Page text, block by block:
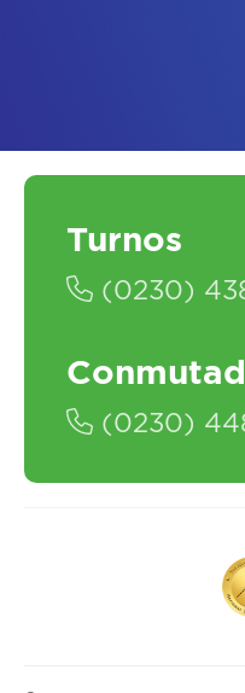
Turnos
(0230)
(0230)